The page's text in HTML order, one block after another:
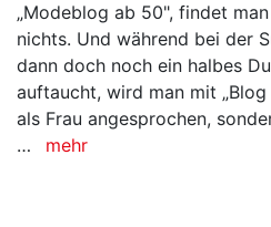
„Modeblog ab 50", findet
nichts. Und während bei der
dann doch noch ein halbes
auftaucht, wird man mit
als Frau angesprochen,
…
mehr